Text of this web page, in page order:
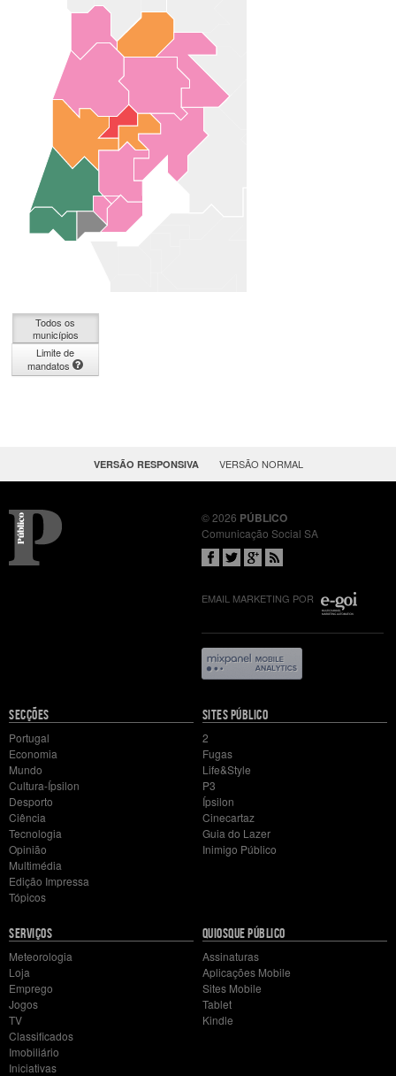
Todos os
municípios
Limite de
mandatos
VERSÃO RESPONSIVA VERSÃO NORMAL
© 2026 PÚBLICO
Comunicação Social SA
EMAIL MARKETING POR
Mapa
do
site
SECÇÕES
Portugal
Economia
Mundo
Cultura-Ípsilon
Desporto
Ciência
Tecnologia
Opinião
Multimédia
Edição Impressa
Tópicos
SITES PÚBLICO
2
Fugas
Life&Style
P3
Ípsilon
Cinecartaz
Guia do Lazer
Inimigo Público
SERVIÇOS
Meteorologia
Loja
Emprego
Jogos
TV
Classificados
Imobiliário
Iniciativas
QUIOSQUE PÚBLICO
Assinaturas
Aplicações Mobile
Sites Mobile
Tablet
Kindle